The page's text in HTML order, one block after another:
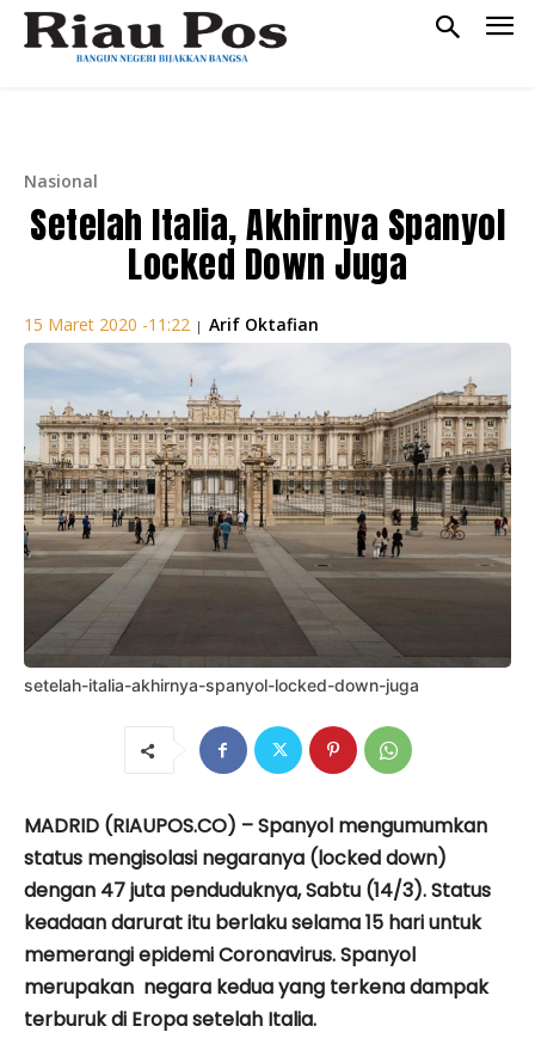
Nasional
Setelah Italia, Akhirnya Spanyol
Locked Down Juga
15 Maret 2020 -11:22 | Arif Oktafian
setelah-italia-akhirnya-spanyol-locked-down-juga
MADRID (RIAUPOS.CO) – Spanyol mengumumkan
status mengisolasi negaranya (locked down)
dengan 47 juta penduduknya, Sabtu (14/3). Status
keadaan darurat itu berlaku selama 15 hari untuk
memerangi epidemi Coronavirus. Spanyol
merupakan negara kedua yang terkena dampak
terburuk di Eropa setelah Italia.